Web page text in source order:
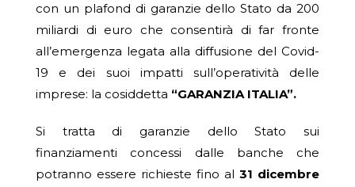
con un plafond di garanzie dello Stato da 200
miliardi di euro che consentirà di far fronte
all’emergenza legata alla diffusione del Covid-
19 e dei suoi impatti sull’operatività delle
imprese: la cosiddetta “GARANZIA ITALIA”.
Si tratta di garanzie dello Stato sui
finanziamenti concessi dalle banche che
potranno essere richieste fino al 31 dicembre